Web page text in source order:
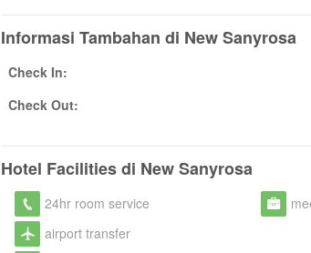
Informasi Tambahan di New Sanyrosa
Check In:
Check Out:
Hotel Facilities di New Sanyrosa
24hr room service
airport transfer